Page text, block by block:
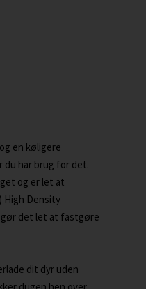
en køligere
du har brug for det.
og er let at
High Density
gør det let at fastgøre
dit dyr uden